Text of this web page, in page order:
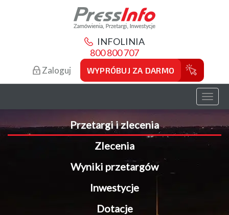
INFOLINIA
800 800 707
Zaloguj WYPRÓBUJ ZA DARMO
Toggle
Przetargi i zlecenia
Zlecenia
Wyniki przetargów
Inwestycje
Dotacje